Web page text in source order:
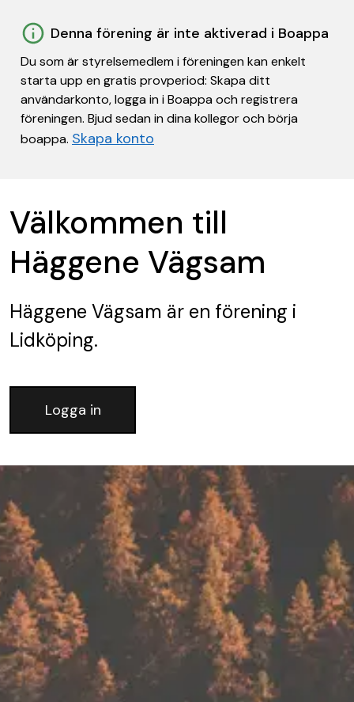
Denna förening är inte aktiverad i Boappa
Du som är styrelsemedlem i föreningen kan enkelt
starta upp en gratis provperiod: Skapa ditt
användarkonto, logga in i Boappa och registrera
föreningen. Bjud sedan in dina kollegor och börja
boappa. Skapa konto
Välkommen till
Häggene Vägsam
Häggene Vägsam är en förening i
Lidköping.
Logga in